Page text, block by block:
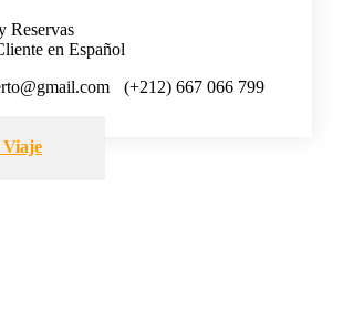
Reservas
en Español
(+212) 667 066 799
Viaje